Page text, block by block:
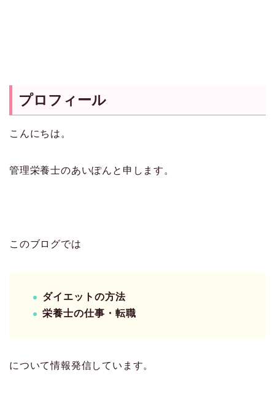
プロフィール
こんにちは。
管理栄養士のあいぽんと申します。
このブログでは
ダイエットの方法
栄養士の仕事・転職
について情報発信しています。